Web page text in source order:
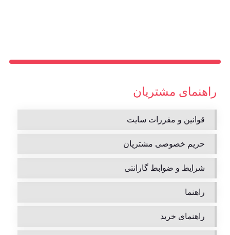
راهنمای مشتریان
قوانین و مقررات سایت
حریم خصوصی مشتریان
شرایط و ضوابط گارانتی
راهنما
راهنمای خرید